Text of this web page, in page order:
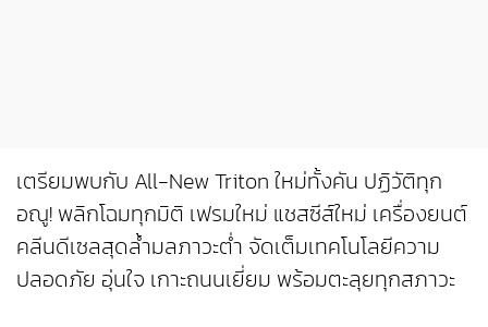
เตรียมพบกับ All-New Triton ใหม่ทั้งคัน ปฏิวัติทุก
อณู! พลิกโฉมทุกมิติ เฟรมใหม่ แชสซีส์ใหม่ เครื่องยนต์
คลีนดีเซลสุดล้ำมลภาวะต่ำ จัดเต็มเทคโนโลยีความ
ปลอดภัย อุ่นใจ เกาะถนนเยี่ยม พร้อมตะลุยทุกสภาวะ